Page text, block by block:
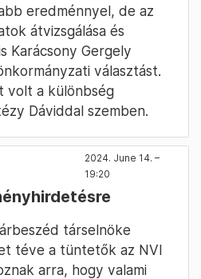
eredménnyel, de az
átvizsgálása és
Karácsony Gergely
választást.
volt a különbség
Dáviddal szemben.
2024. June 14. –
19:20
társelnöke
téve a tüntetők az NVI
arra, hogy valami